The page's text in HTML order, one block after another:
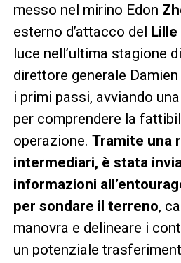
messo nel mirino Edon
esterno d’attacco del Lille
luce nell’ultima stagione di
direttore generale Damien
i primi passi, avviando
per comprendere la
operazione. Tramite una
intermediari, è stata
informazioni
per sondare il terreno,
manovra e delineare i
un potenziale